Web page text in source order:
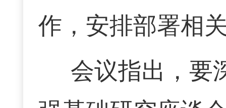
作，安排部署相
会议指出，要